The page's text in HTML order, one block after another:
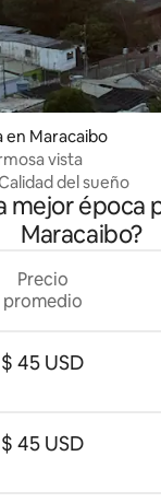
en Maracaibo
vista
del sueño
mejor época
Maracaibo?
Precio
promedio
$ 45 USD
$ 45 USD